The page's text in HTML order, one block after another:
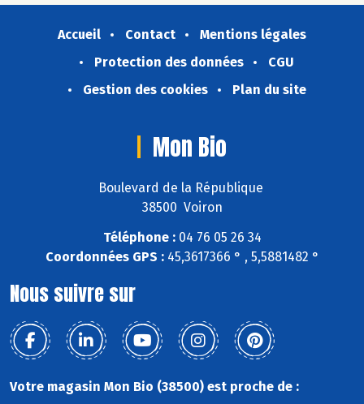
Accueil Contact
Mentions légales
Protection des données
CGU
Gestion des cookies
Plan du site
Mon Bio
Boulevard de la République
38500 Voiron
Téléphone :04 76 05 26 34
Coordonnées GPS :45,3617366 ° , 5,5881482 °
Nous suivre sur
Votre magasin Mon Bio (38500) est proche de :